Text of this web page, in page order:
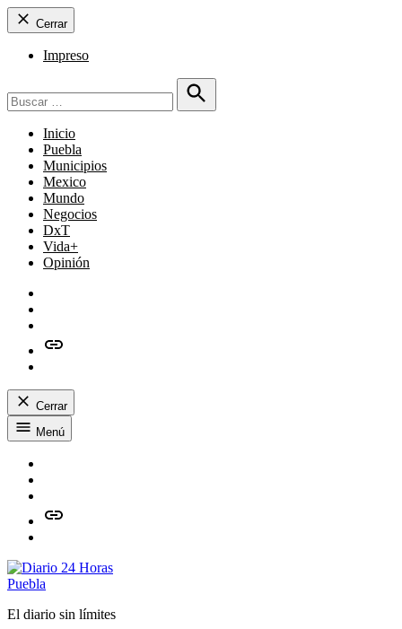
Cerrar
Impreso
Buscar
Inicio
Puebla
Municipios
Mexico
Mundo
Negocios
DxT
Vida+
Opinión
issuu
Cerrar
Saltar
al
Menú
issuu
El diario sin límites